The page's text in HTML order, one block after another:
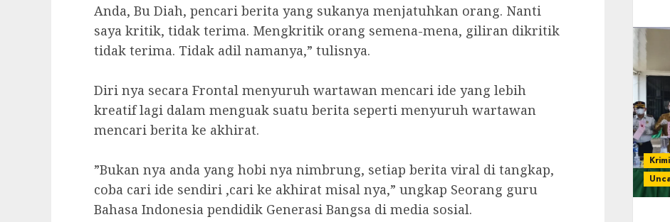
Anda, Bu Diah, pencari berita yang sukanya menjatuhkan orang. Nanti
saya kritik, tidak terima. Mengkritik orang semena-mena, giliran dikritik
tidak terima. Tidak adil namanya,” tulisnya.
‎Diri nya secara Frontal menyuruh wartawan mencari ide yang lebih
kreatif lagi dalam menguak suatu berita seperti menyuruh wartawan
mencari berita ke akhirat.
‎”Bukan nya anda yang hobi nya nimbrung, setiap berita viral di tangkap,
coba cari ide sendiri ,cari ke akhirat misal nya,” ungkap Seorang guru
Bahasa Indonesia pendidik Generasi Bangsa di media sosial.